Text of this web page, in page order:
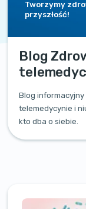
Tworzymy
przyszłość!
Blog
Blog informacyjny
telemedycynie i
kto dba o siebie.